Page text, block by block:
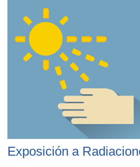
Exposición a